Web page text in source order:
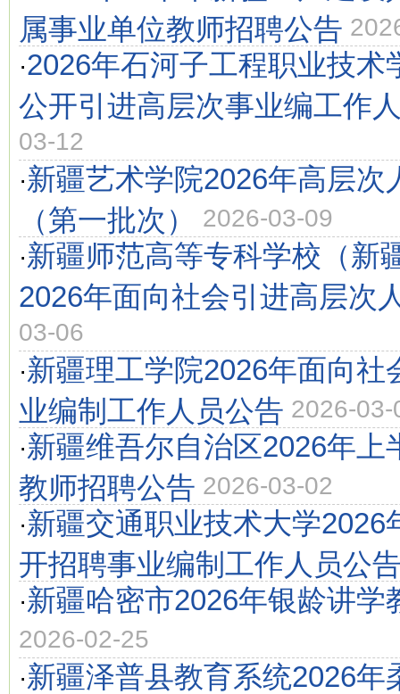
属事业单位教师招聘公告
·2026年石河子工程职业技术
公开引进高层次事业编工作
03-12
·新疆艺术学院2026年高层次
（第一批次）
2026-03-09
·新疆师范高等专科学校（新
2026年面向社会引进高层次
03-06
·新疆理工学院2026年面向社
业编制工作人员公告 2026-03-
·新疆维吾尔自治区2026年上
教师招聘公告 2026-03-02
·新疆交通职业技术大学2026
开招聘事业编制工作人员公
·新疆哈密市2026年银龄讲学
2026-02-25
·新疆泽普县教育系统2026年